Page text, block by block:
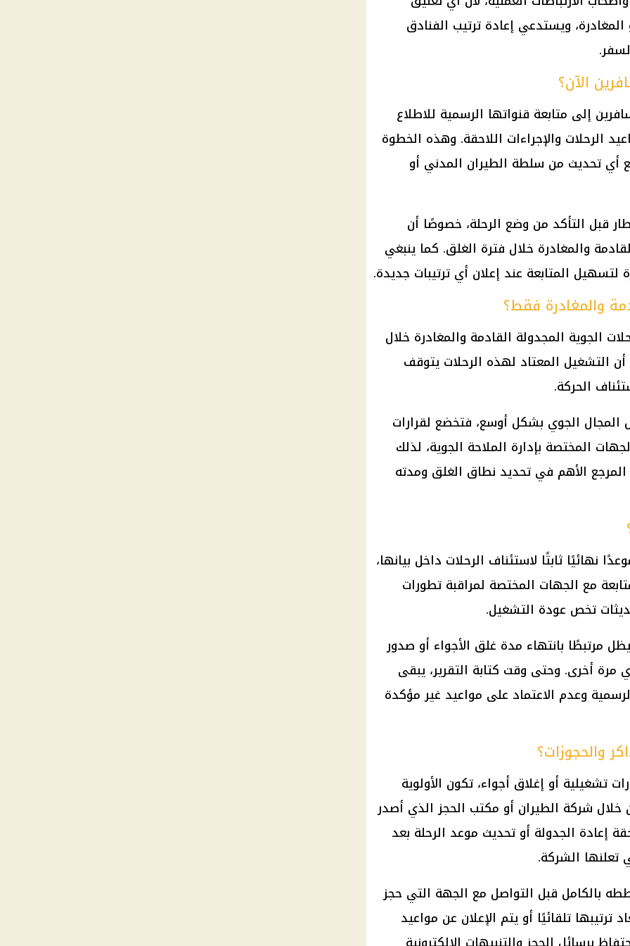
ويستدعي إعادة ترتيب الفنادق
الآن؟
إلى متابعة قنواتها الرسمية للاطلاع
الرحلات والإجراءات اللاحقة. وهذه الخطوة
أي تحديث من سلطة الطيران المدني أو
قبل التأكد من وضع الرحلة، خصوصًا أن
والمغادرة خلال فترة الغلق. كما ينبغي
لتسهيل المتابعة عند إعلان أي ترتيبات جديدة.
والمغادرة فقط؟
الجوية المجدولة القادمة والمغادرة خلال
التشغيل المعتاد لهذه الرحلات يتوقف
الحركة.
المجال الجوي بشكل أوسع، فتخضع لقرارات
المختصة بإدارة الملاحة الجوية، لذلك
الأهم في تحديد نطاق الغلق ومدته
نهائيًا ثابتًا لاستئناف الرحلات داخل بيانها،
مع الجهات المختصة لمراقبة تطورات
تخص عودة التشغيل.
مرتبطًا بانتهاء مدة غلق الأجواء أو صدور
مرة أخرى. وحتى وقت كتابة التقرير، يبقى
وعدم الاعتماد على مواعيد غير مؤكدة
والحجوزات؟
تشغيلية أو إغلاق أجواء، تكون الأولوية
شركة الطيران أو مكتب الحجز الذي أصدر
إعادة الجدولة أو تحديث موعد الرحلة بعد
الشركة.
بالكامل قبل التواصل مع الجهة التي حجز
تلقائيًا أو يتم الإعلان عن مواعيد